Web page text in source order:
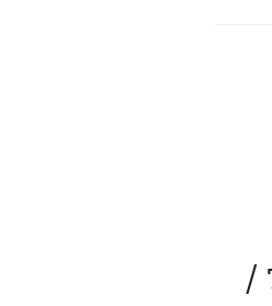
بيان وزارة الصحة العراقية حول الحريق الذي حدث في الوزارة اليوم الاثنين 12 / 7 /